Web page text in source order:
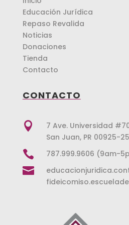
Educación Jurídica
Repaso Revalida
Noticias
Donaciones
Tienda
Contacto
CONTACTO

7 Ave. Universidad
San Juan, PR 00925-
 787.999.9606 (9am-
